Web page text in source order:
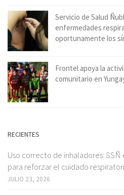
Servicio de Salud
enfermedades
oportunamente los
Frontel apoya la
comunitario en
RECIENTES
Uso correcto de inhaladores:
para reforzar el cuidado
JULIO 23, 2026